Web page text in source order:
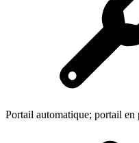
Portail automatique; portail